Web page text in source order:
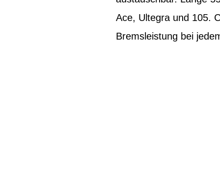
Ace, Ultegra und 105.
Bremsleistung bei